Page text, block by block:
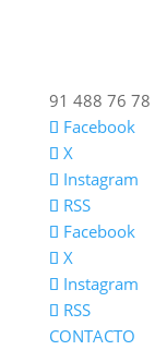
91 488 76 78
Facebook
X
Instagram
RSS
Facebook
X
Instagram
RSS
CONTACTO